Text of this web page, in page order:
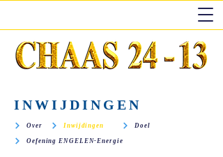
INWIJDINGEN
Over Inwijdingen Doel
Oefening ENGELEN-Energie